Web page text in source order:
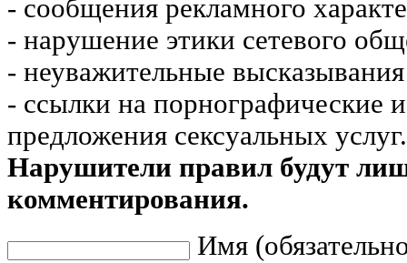
- сообщения рекламного
- нарушение этики сетевого
- неуважительные
- ссылки на порнографические
предложения сексуальных услуг.
Нарушители правил будут
комментирования.
Имя